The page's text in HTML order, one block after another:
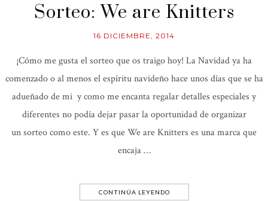
Sorteo: We are Knitters
16 DICIEMBRE, 2014
¡Cómo me gusta el sorteo que os traigo hoy! La Navidad ya ha
comenzado o al menos el espíritu navideño hace unos días que se ha
adueñado de mi y como me encanta regalar detalles especiales y
diferentes no podía dejar pasar la oportunidad de organizar
un sorteo como este. Y es que We are Knitters es una marca que
encaja …
CONTINÚA LEYENDO